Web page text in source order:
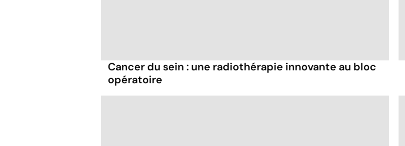
Cancer du sein : une radiothérapie innovante au bloc
opératoire